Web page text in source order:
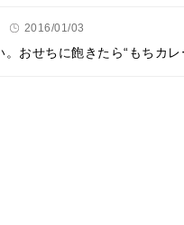
2016/01/03
。おせちに飽きたら“もちカ